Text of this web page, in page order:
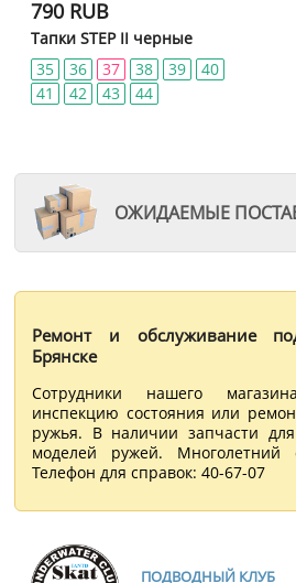
790 RUB
Тапки STEP II черные
35
36 37 38 39
40
41
42 43 44
ОЖИДАЕМЫЕ
Ремонт и обслуживание
Брянске
Сотрудники нашего
инспекцию состояния или
ружья. В наличии запчасти
моделей ружей. Многолетний
Телефон для справок: 40-67-07
ПОДВОДНЫЙ КЛУБ